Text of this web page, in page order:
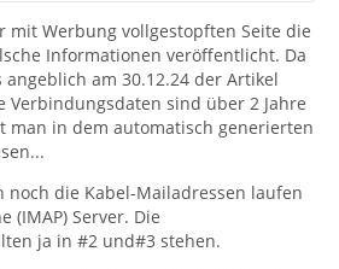
mit Werbung vollgestopften Seite die
Informationen veröffentlicht. Da
am 30.12.24 der Artikel
Verbindungsdaten sind über 2 Jahre
man in dem automatisch generierten
noch die Kabel-Mailadressen laufen
(IMAP) Server. Die
ja in #2 und#3 stehen.